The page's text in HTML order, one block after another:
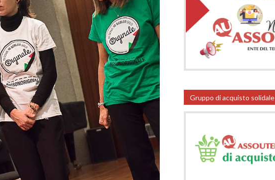
Gruppo di acquisto solidale